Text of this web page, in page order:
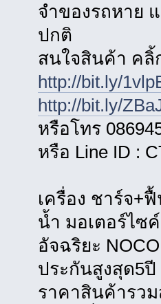
จำของรถหาย
ปกติ
สนใจสินค้า คลิ้
http://bit.ly/
http://bit.ly/
หรือโทร
หรือ Line ID :
เครื่อง ชาร์จ+
น้ำ มอเตอร์ไซ
อัจฉริยะ
ประกันสูงสุด5ปี
ราคาสินค้ารว